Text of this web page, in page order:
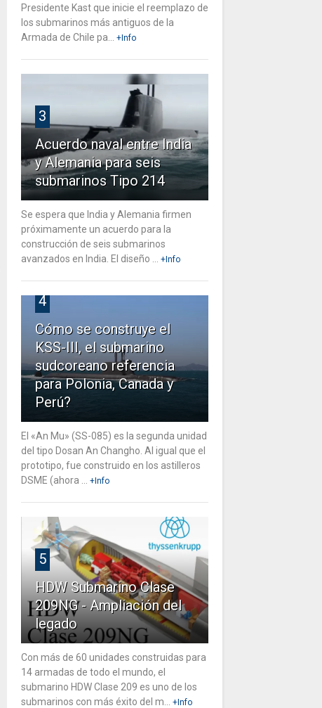
Presidente Kast que inicie el reemplazo de
los submarinos más antiguos de la
Armada de Chile pa...
+Info
3
Acuerdo naval entre India
y Alemania para seis
submarinos Tipo 214
Se espera que India y Alemania firmen
próximamente un acuerdo para la
construcción de seis submarinos
avanzados en India. El diseño ...
+Info
4
Cómo se construye el
KSS-III, el submarino
sudcoreano referencia
para Polonia, Canada y
Perú?
El «An Mu» (SS-085) es la segunda unidad
del tipo Dosan An Changho. Al igual que el
prototipo, fue construido en los astilleros
DSME (ahora ...
+Info
5
HDW Submarino Clase
209NG - Ampliación del
legado
Con más de 60 unidades construidas para
14 armadas de todo el mundo, el
submarino HDW Clase 209 es uno de los
submarinos con más éxito del m...
+Info